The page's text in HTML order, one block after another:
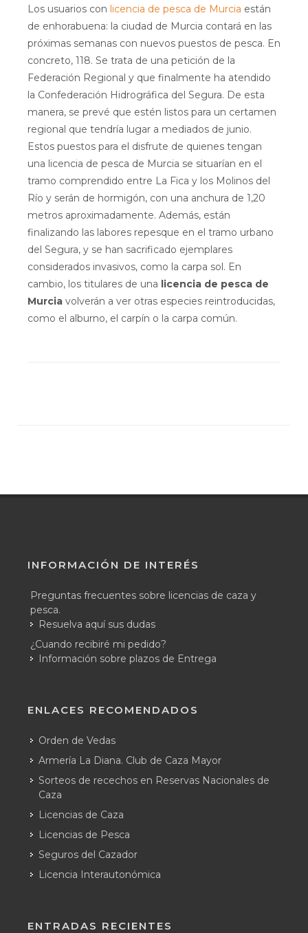
Los usuarios con licencia de pesca de Murcia están
de enhorabuena: la ciudad de Murcia contará en las
próximas semanas con nuevos puestos de pesca. En
concreto, 118. Se trata de una petición de la
Federación Regional y que finalmente ha atendido
la Confederación Hidrográfica del Segura. De esta
manera, se prevé que estén listos para un certamen
regional que tendría lugar a mediados de junio.
Estos puestos para el disfrute de quienes tengan
una licencia de pesca de Murcia se situarían en el
tramo comprendido entre La Fica y los Molinos del
Río y serán de hormigón, con una anchura de 1,20
metros aproximadamente. Además, están
finalizando las labores repesque en el tramo urbano
del Segura, y se han sacrificado ejemplares
considerados invasivos, como la carpa sol. En
cambio, los titulares de una licencia de pesca de
Murcia volverán a ver otras especies reintroducidas,
como el alburno, el carpín o la carpa común.
INFORMACIÓN DE INTERÉS
Preguntas frecuentes sobre licencias de caza y
pesca.
Resuelva aquí sus dudas
¿Cuando recibiré mi pedido?
Información sobre plazos de Entrega
ENLACES RECOMENDADOS
Orden de Vedas
Armería La Diana. Club de Caza Mayor
Sorteos de recechos en Reservas Nacionales de
Caza
Licencias de Caza
Licencias de Pesca
Seguros del Cazador
Licencia Interautonómica
ENTRADAS RECIENTES